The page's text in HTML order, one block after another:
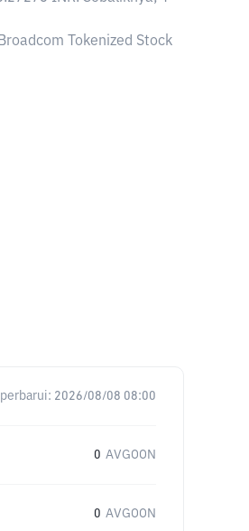
Tokenized Stock
2026/08/08 08:00
0 AVGOON
0 AVGOON